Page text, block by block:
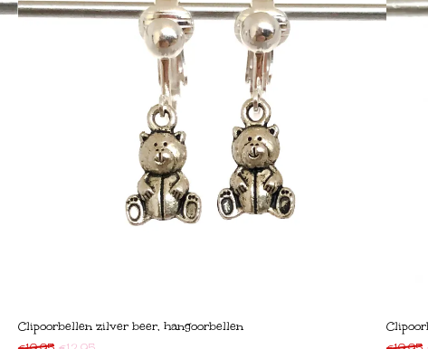
Clipoorbellen zilver beer, hangoorbellen